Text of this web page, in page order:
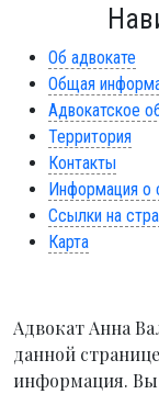
Об адвокате
Общая
Адвокатское
Территория
Контакты
Информация о
Ссылки на
Карта
Адвокат Анна
данной
информация. Вы